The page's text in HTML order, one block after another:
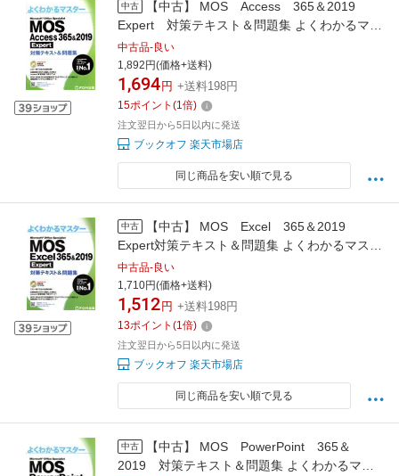
中古
【中古】 MOS Access 365＆2019
Expert 対策テキスト＆問題集 よくわかるマス
ター／富士通ラーニングメディア(著者)
中古品-良い
1,892円(価格+送料)
1,694 円 +送料198円
15ポイント (1倍)
注文翌日から5日以内に発送
ブックオフ 楽天市場店
同じ商品を安い順で見る
中古
【中古】 MOS Excel 365＆2019
Expert対策テキスト＆問題集 よくわかるマスタ
ー／富士通エフ・オー・エム(著者)
中古品-良い
1,710円(価格+送料)
1,512 円 +送料198円
13ポイント (1倍)
注文翌日から5日以内に発送
ブックオフ 楽天市場店
同じ商品を安い順で見る
中古
【中古】 MOS PowerPoint 365＆
2019 対策テキスト＆問題集 よくわかるマス